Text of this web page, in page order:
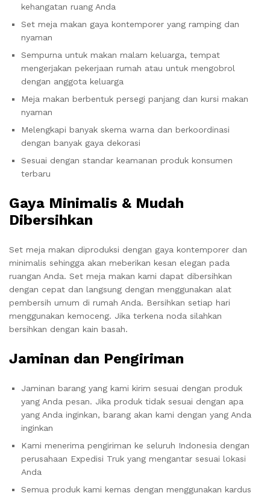
kehangatan ruang Anda
Set meja makan gaya kontemporer yang ramping dan
nyaman
Sempurna untuk makan malam keluarga, tempat
mengerjakan pekerjaan rumah atau untuk mengobrol
dengan anggota keluarga
Meja makan berbentuk persegi panjang dan kursi makan
nyaman
Melengkapi banyak skema warna dan berkoordinasi
dengan banyak gaya dekorasi
Sesuai dengan standar keamanan produk konsumen
terbaru
Gaya Minimalis & Mudah
Dibersihkan
Set meja makan diproduksi dengan gaya kontemporer dan
minimalis sehingga akan meberikan kesan elegan pada
ruangan Anda. Set meja makan kami dapat dibersihkan
dengan cepat dan langsung dengan menggunakan alat
pembersih umum di rumah Anda. Bersihkan setiap hari
menggunakan kemoceng. Jika terkena noda silahkan
bersihkan dengan kain basah.
Jaminan dan Pengiriman
Jaminan barang yang kami kirim sesuai dengan produk
yang Anda pesan. Jika produk tidak sesuai dengan apa
yang Anda inginkan, barang akan kami dengan yang Anda
inginkan
Kami menerima pengiriman ke seluruh Indonesia dengan
perusahaan Expedisi Truk yang mengantar sesuai lokasi
Anda
Semua produk kami kemas dengan menggunakan kardus